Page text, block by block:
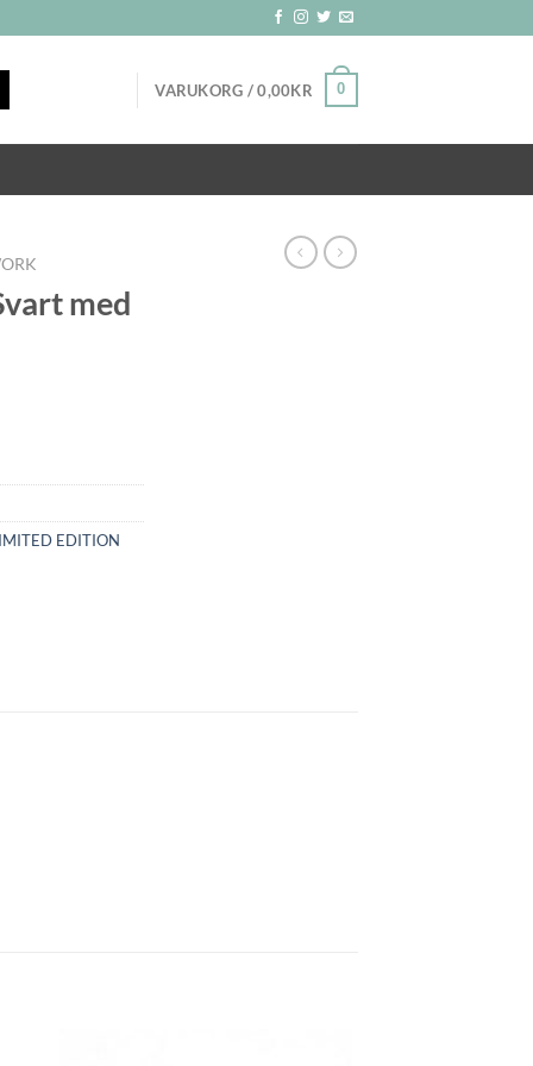
VARUKORG /0,00KR 0
med
EDITION